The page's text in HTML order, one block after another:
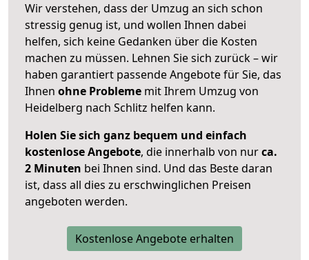
Wir verstehen, dass der Umzug an sich schon
stressig genug ist, und wollen Ihnen dabei
helfen, sich keine Gedanken über die Kosten
machen zu müssen. Lehnen Sie sich zurück – wir
haben garantiert passende Angebote für Sie, das
Ihnen ohne Probleme mit Ihrem Umzug von
Heidelberg nach Schlitz helfen kann.
Holen Sie sich ganz bequem und einfach
kostenlose Angebote, die innerhalb von nurca.
2 Minuten bei Ihnen sind. Und das Beste daran
ist, dass all dies zu erschwinglichen Preisen
angeboten werden.
Kostenlose Angebote erhalten